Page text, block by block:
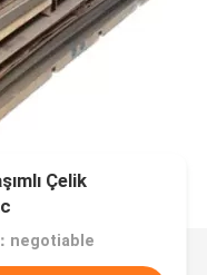
Çelik
negotiable